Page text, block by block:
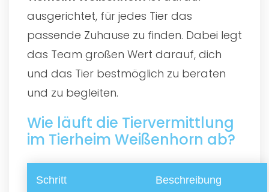
ausgerichtet, für jedes Tier das
passende Zuhause zu finden. Dabei legt
das Team großen Wert darauf, dich
und das Tier bestmöglich zu beraten
und zu begleiten.
Wie läuft die Tiervermittlung
im Tierheim Weißenhorn ab?
Schritt Beschreibung